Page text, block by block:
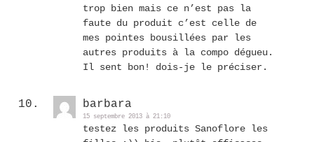
trop bien mais ce n’est pas la
faute du produit c’est celle de
mes pointes bousillées par les
autres produits à la compo dégueu.
Il sent bon! dois-je le préciser.
barbara
15 septembre 2013 à 21:10
testez les produits Sanoflore les